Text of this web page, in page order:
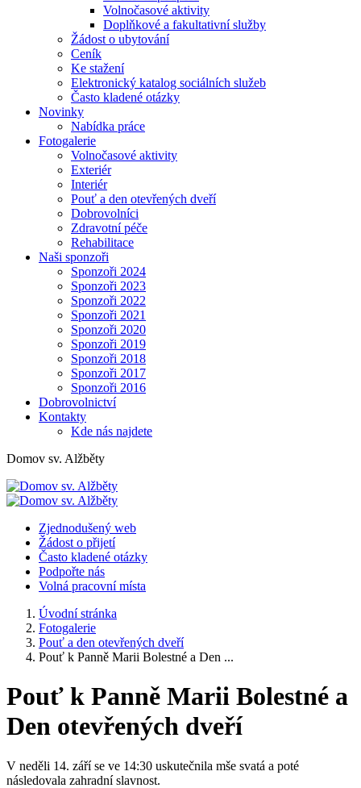
Volnočasové aktivity
Doplňkové a fakultativní služby
Žádost o ubytování
Ceník
Ke stažení
Elektronický katalog sociálních služeb
Často kladené otázky
Novinky
Nabídka práce
Fotogalerie
Volnočasové aktivity
Exteriér
Interiér
Pouť a den otevřených dveří
Dobrovolníci
Zdravotní péče
Rehabilitace
Naši sponzoři
Sponzoři 2024
Sponzoři 2023
Sponzoři 2022
Sponzoři 2021
Sponzoři 2020
Sponzoři 2019
Sponzoři 2018
Sponzoři 2017
Sponzoři 2016
Dobrovolnictví
Kontakty
Kde nás najdete
Domov sv. Alžběty
Zjednodušený web
Žádost o přijetí
Často kladené otázky
Podpořte nás
Volná pracovní místa
Úvodní stránka
Fotogalerie
Pouť a den otevřených dveří
Pouť k Panně Marii Bolestné a Den ...
Pouť k Panně Marii Bolestné a
Den otevřených dveří
V neděli 14. září se ve 14:30 uskutečnila mše svatá a poté
následovala zahradní slavnost.